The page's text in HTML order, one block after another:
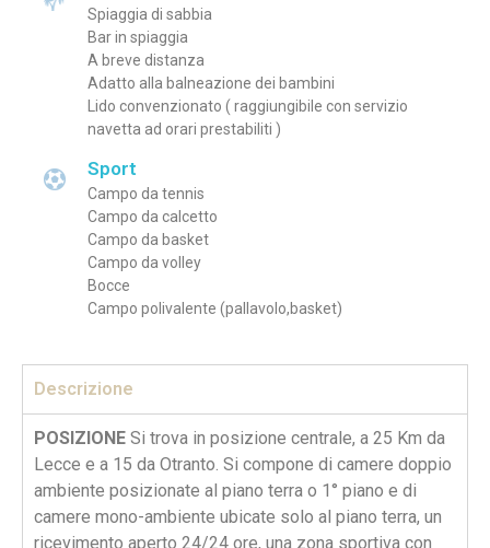
Spiaggia di sabbia
Bar in spiaggia
A breve distanza
Adatto alla balneazione dei bambini
Lido convenzionato ( raggiungibile con servizio
navetta ad orari prestabiliti )
Sport
Campo da tennis
Campo da calcetto
Campo da basket
Campo da volley
Bocce
Campo polivalente (pallavolo,basket)
Descrizione
POSIZIONE Si trova in posizione centrale, a 25 Km da
Lecce e a 15 da Otranto. Si compone di camere doppio
ambiente posizionate al piano terra o 1° piano e di
camere mono-ambiente ubicate solo al piano terra, un
ricevimento aperto 24/24 ore, una zona sportiva con